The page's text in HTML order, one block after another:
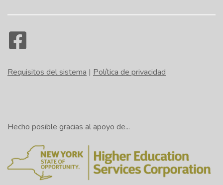
Requisitos del sistema | Política de privacidad
Hecho posible gracias al apoyo de...